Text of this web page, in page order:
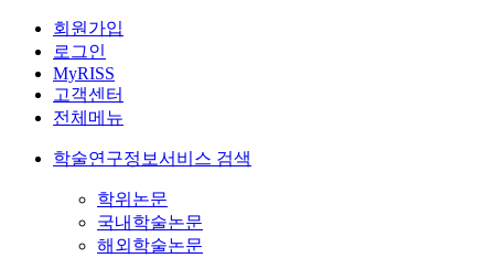
회원가입
로그인
MyRISS
고객센터
전체메뉴
학술연구정보서비스 검색
학위논문
국내학술논문
해외학술논문